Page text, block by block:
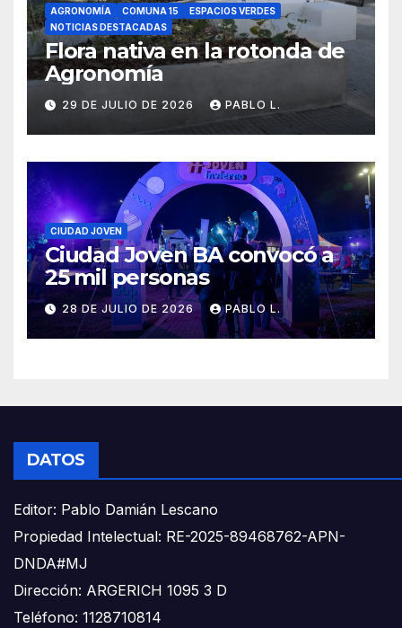
AGRONOMÍA COMUNA 15
ESPACIOS VERDES
NOTICIAS DESTACADAS
Flora nativa en la rotonda de
Agronomía
29 DE JULIO DE 2026 PABLO L.
CIUDAD JOVEN
Ciudad Joven BA convocó a
25 mil personas
28 DE JULIO DE 2026 PABLO L.
DATOS
Editor: Pablo Damián Lescano
Propiedad Intelectual: RE-2025-89468762-APN-
DNDA#MJ
Dirección: ARGERICH 1095 3 D
Teléfono: 1128710814